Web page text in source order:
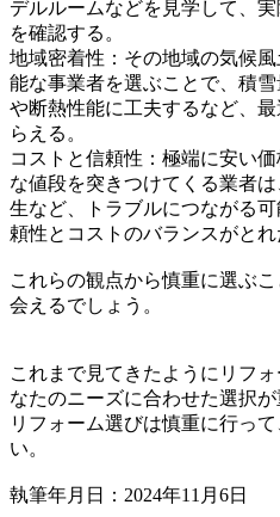
デルルームなどを見学して、
を確認する。
地域密着性：その地域の気候
能な事業者を選ぶことで、積
や断熱性能に工夫するなど、
らえる。
コストと信頼性：極端に安い
な値段を突きつけてくる業者
生など、トラブルにつながる
頼性とコストのバランスがとれ
これらの観点から慎重に選ぶ
会えるでしょう。
これまで見てきたようにリフ
なたのニーズに合わせた選択が
リフォーム選びは慎重に行っ
い。
執筆年月日：2024年11月6日